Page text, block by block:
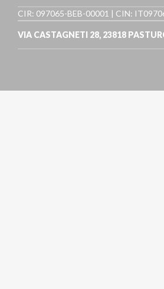
CIR: 097065-BEB-00001 | CIN:
VIA CASTAGNETI 28, 23818